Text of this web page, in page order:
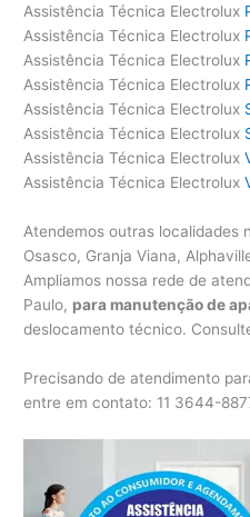
Assistência Técnica Electrolux
Assistência Técnica Electrolux
Assistência Técnica Electrolux
Assistência Técnica Electrolux
Assistência Técnica Electrolux
Assistência Técnica Electrolux
Assistência Técnica Electrolux
Assistência Técnica Electrolux
Atendemos outras localidades
Osasco, Granja Viana,
Ampliamos nossa rede de
Paulo, para manutenção de
deslocamento técnico.
Precisando de atendimento
entre em contato: 11 3644-